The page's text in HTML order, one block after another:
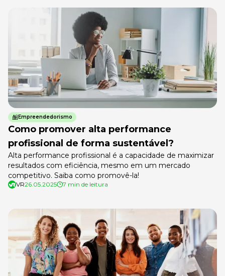
Empreendedorismo
Como promover alta performance
profissional de forma sustentável?
Alta performance profissional é a capacidade de maximizar
resultados com eficiência, mesmo em um mercado
competitivo. Saiba como promovê-la!
VR26.05.2025 7 min de leitura